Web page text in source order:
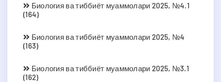
Биология ва тиббиёт муаммолари 2025, №4.1
(164)
Биология ва тиббиёт муаммолари 2025, №4
(163)
Биология ва тиббиёт муаммолари 2025, №3.1
(162)